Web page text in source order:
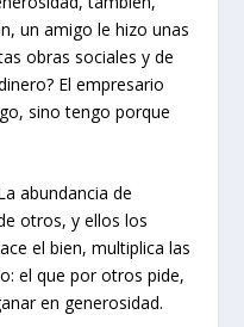
un amigo le hizo unas
obras sociales y de
El empresario
sino tengo porque
abundancia de
otros, y ellos los
el bien, multiplica las
el que por otros pide,
en generosidad.